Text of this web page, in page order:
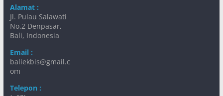
Alamat :
Jl. Pulau Salawati
No.2 Denpasar,
Bali, Indonesia
Email :
baliekbis@gmail.c
om
Telepon :